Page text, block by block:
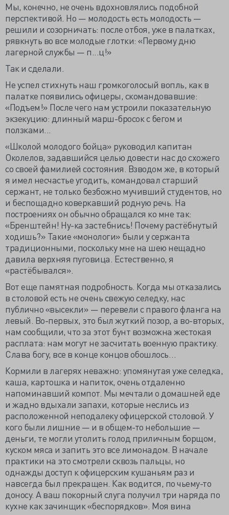
Мы, конечно, не очень вдохновлялись подобной
перспективой. Но — молодость есть молодость —
решили и созорничать: после отбоя, уже в палатках,
рявкнуть во все молодые глотки: «Первому дню
лагерной службы — п...ц!»
Так и сделали.
Не успел стихнуть наш громкоголосый вопль, как в
палатке появились офицеры, скомандовавшие:
«Подъем!» После чего нам устроили показательную
экзекуцию: длинный марш-бросок с бегом и
ползками...
«Школой молодого бойца» руководил капитан
Околелов, задавшийся целью довести нас до схожего
со своей фамилией состояния. Взводом же, в который
я имел несчастье угодить, командовал старший
сержант, не только безбожно мучивший студентов, но
и беспощадно коверкавший родную речь. На
построениях он обычно обращался ко мне так:
«Бренштейн! Ну-ка застебнись! Почему растёбнутый
ходишь?» Такие «монологи» были у сержанта
традиционными, поскольку мне на шею нещадно
давила верхняя пуговица. Естественно, я
«растёбывался».
Вот еще памятная подробность. Когда мы отказались
в столовой есть не очень свежую селедку, нас
публично «высекли» — перевели с правого фланга на
левый. Во-первых, это был жуткий позор, а во-вторых,
нам сообщили, что за этот бунт возможна жестокая
расплата: нам могут не засчитать военную практику.
Слава богу, все в конце концов обошлось…
Кормили в лагерях неважно: упомянутая уже селедка,
каша, картошка и напиток, очень отдаленно
напоминавший компот. Мы мечтали о домашней еде
и жадно вдыхали запахи, которые неслись из
расположенной неподалеку офицерской столовой. У
кого были лишние — и в общем-то небольшие —
деньги, те могли утолить голод приличным борщом,
куском мяса и запить это все лимонадом. В начале
практики на это смотрели сквозь пальцы, но
однажды доступ к офицерским кушаньям раз и
навсегда был прекращен. Как водится, по чьему-то
доносу. А ваш покорный слуга получил три наряда по
кухне как зачинщик «беспорядков». Моя вина